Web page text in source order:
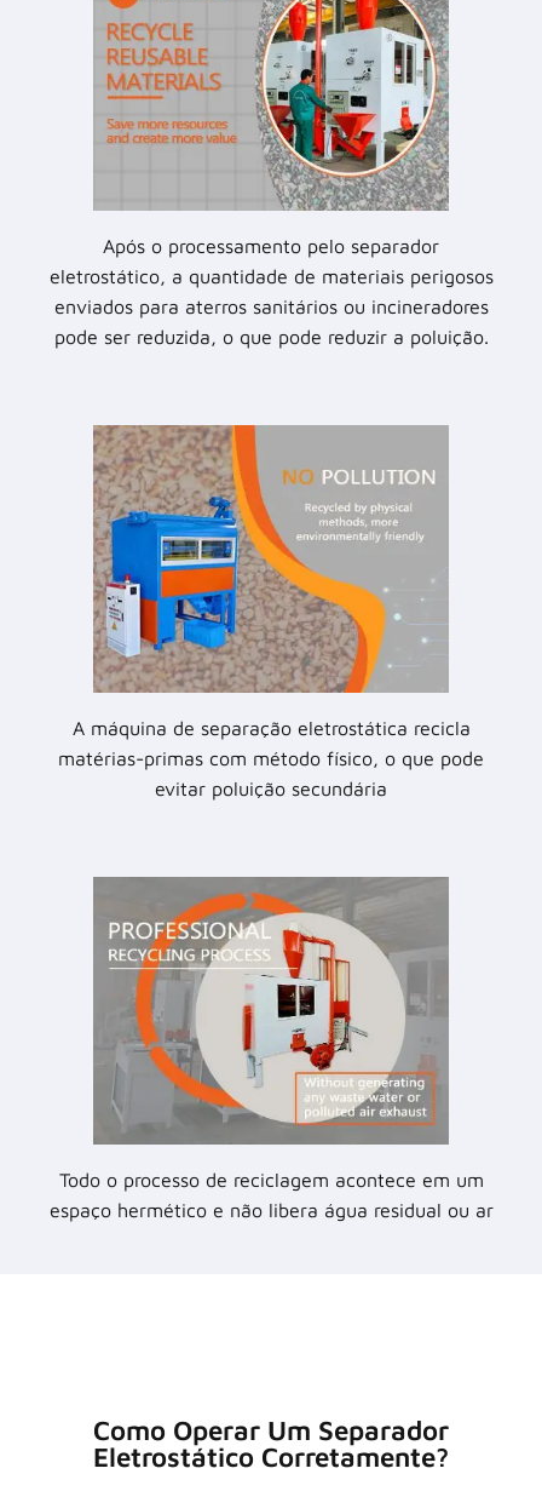
Após o processamento pelo separador
eletrostático, a quantidade de materiais perigosos
enviados para aterros sanitários ou incineradores
pode ser reduzida, o que pode reduzir a poluição.
A máquina de separação eletrostática recicla
matérias-primas com método físico, o que pode
evitar poluição secundária
Todo o processo de reciclagem acontece em um
espaço hermético e não libera água residual ou ar
Como Operar Um Separador
Eletrostático Corretamente?